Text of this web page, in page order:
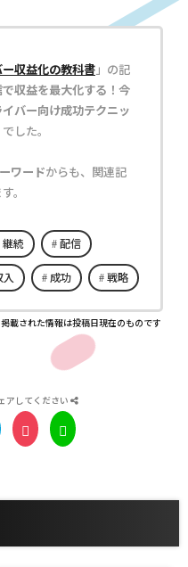
収益化の教科書」の記
収益を最大化する！今
バー向け成功テクニッ
でした。
ワードからも、関連記
。
継続 配信
入 成功 戦略
載された情報は投稿日現在のものです
アしてください